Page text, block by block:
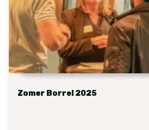
Zomer Borrel 2025